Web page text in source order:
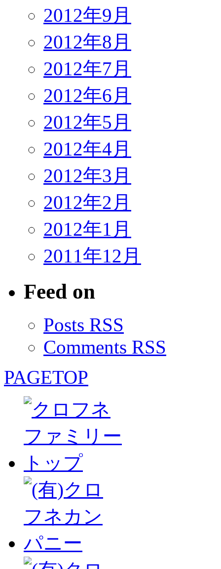
2012年9月
2012年8月
2012年7月
2012年6月
2012年5月
2012年4月
2012年3月
2012年2月
2012年1月
2011年12月
Feed on
Posts RSS
Comments RSS
PAGETOP